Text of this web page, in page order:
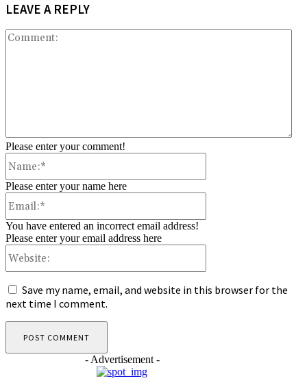
LEAVE A REPLY
Please enter your comment!
Please enter your name here
You have entered an incorrect email address!
Please enter your email address here
Save my name, email, and website in this browser for the
next time I comment.
- Advertisement -